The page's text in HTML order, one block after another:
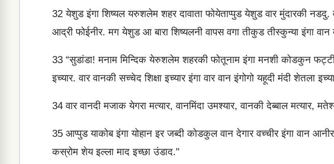
32 येशुड इंगा शिष्यल यरुशलेम शहर दावाता फोयेताप्पुड येशुड वार मुंदारकी नडदु.
आद्री फोईनीर. मग येशुड आ बारा शिष्यलनी वापस वगा तीकुड तीस्कुन्या इंगा वान
33 “सुडांडा! मनाम मिन्दिक येरुशलेम शहरकी फोतूनाम इंगा मनशी कोडकुन
इच्यार. वार वानकी सच्चेद शिक्षा इच्यार इंगा वार वान इंगोगो यहूदी मंदी शेतला
34 वार वानदी मजाक येगरा मत्यार, वानमिंदा उमश्यार, वानकी देब्बाल मत्यार,
35 आप्पुड याकोब इंगा योहान इर जब्दी कोडकुल वान देगार वच्चीर इंगा वान
कस्रोम शेय इल्ला माद इच्छा उंडाद."